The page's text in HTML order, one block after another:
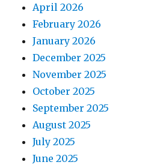
April 2026
February 2026
January 2026
December 2025
November 2025
October 2025
September 2025
August 2025
July 2025
June 2025